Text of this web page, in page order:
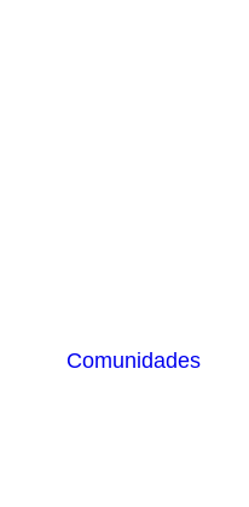
Comunidades